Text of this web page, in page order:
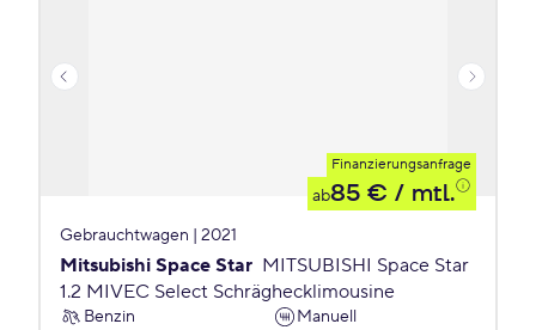
Finanzierungsanfrage
ab85 € / mtl.
Gebrauchtwagen | 2021
Mitsubishi Space Star MITSUBISHI Space Star
1.2 MIVEC Select Schräghecklimousine
Benzin
Manuell